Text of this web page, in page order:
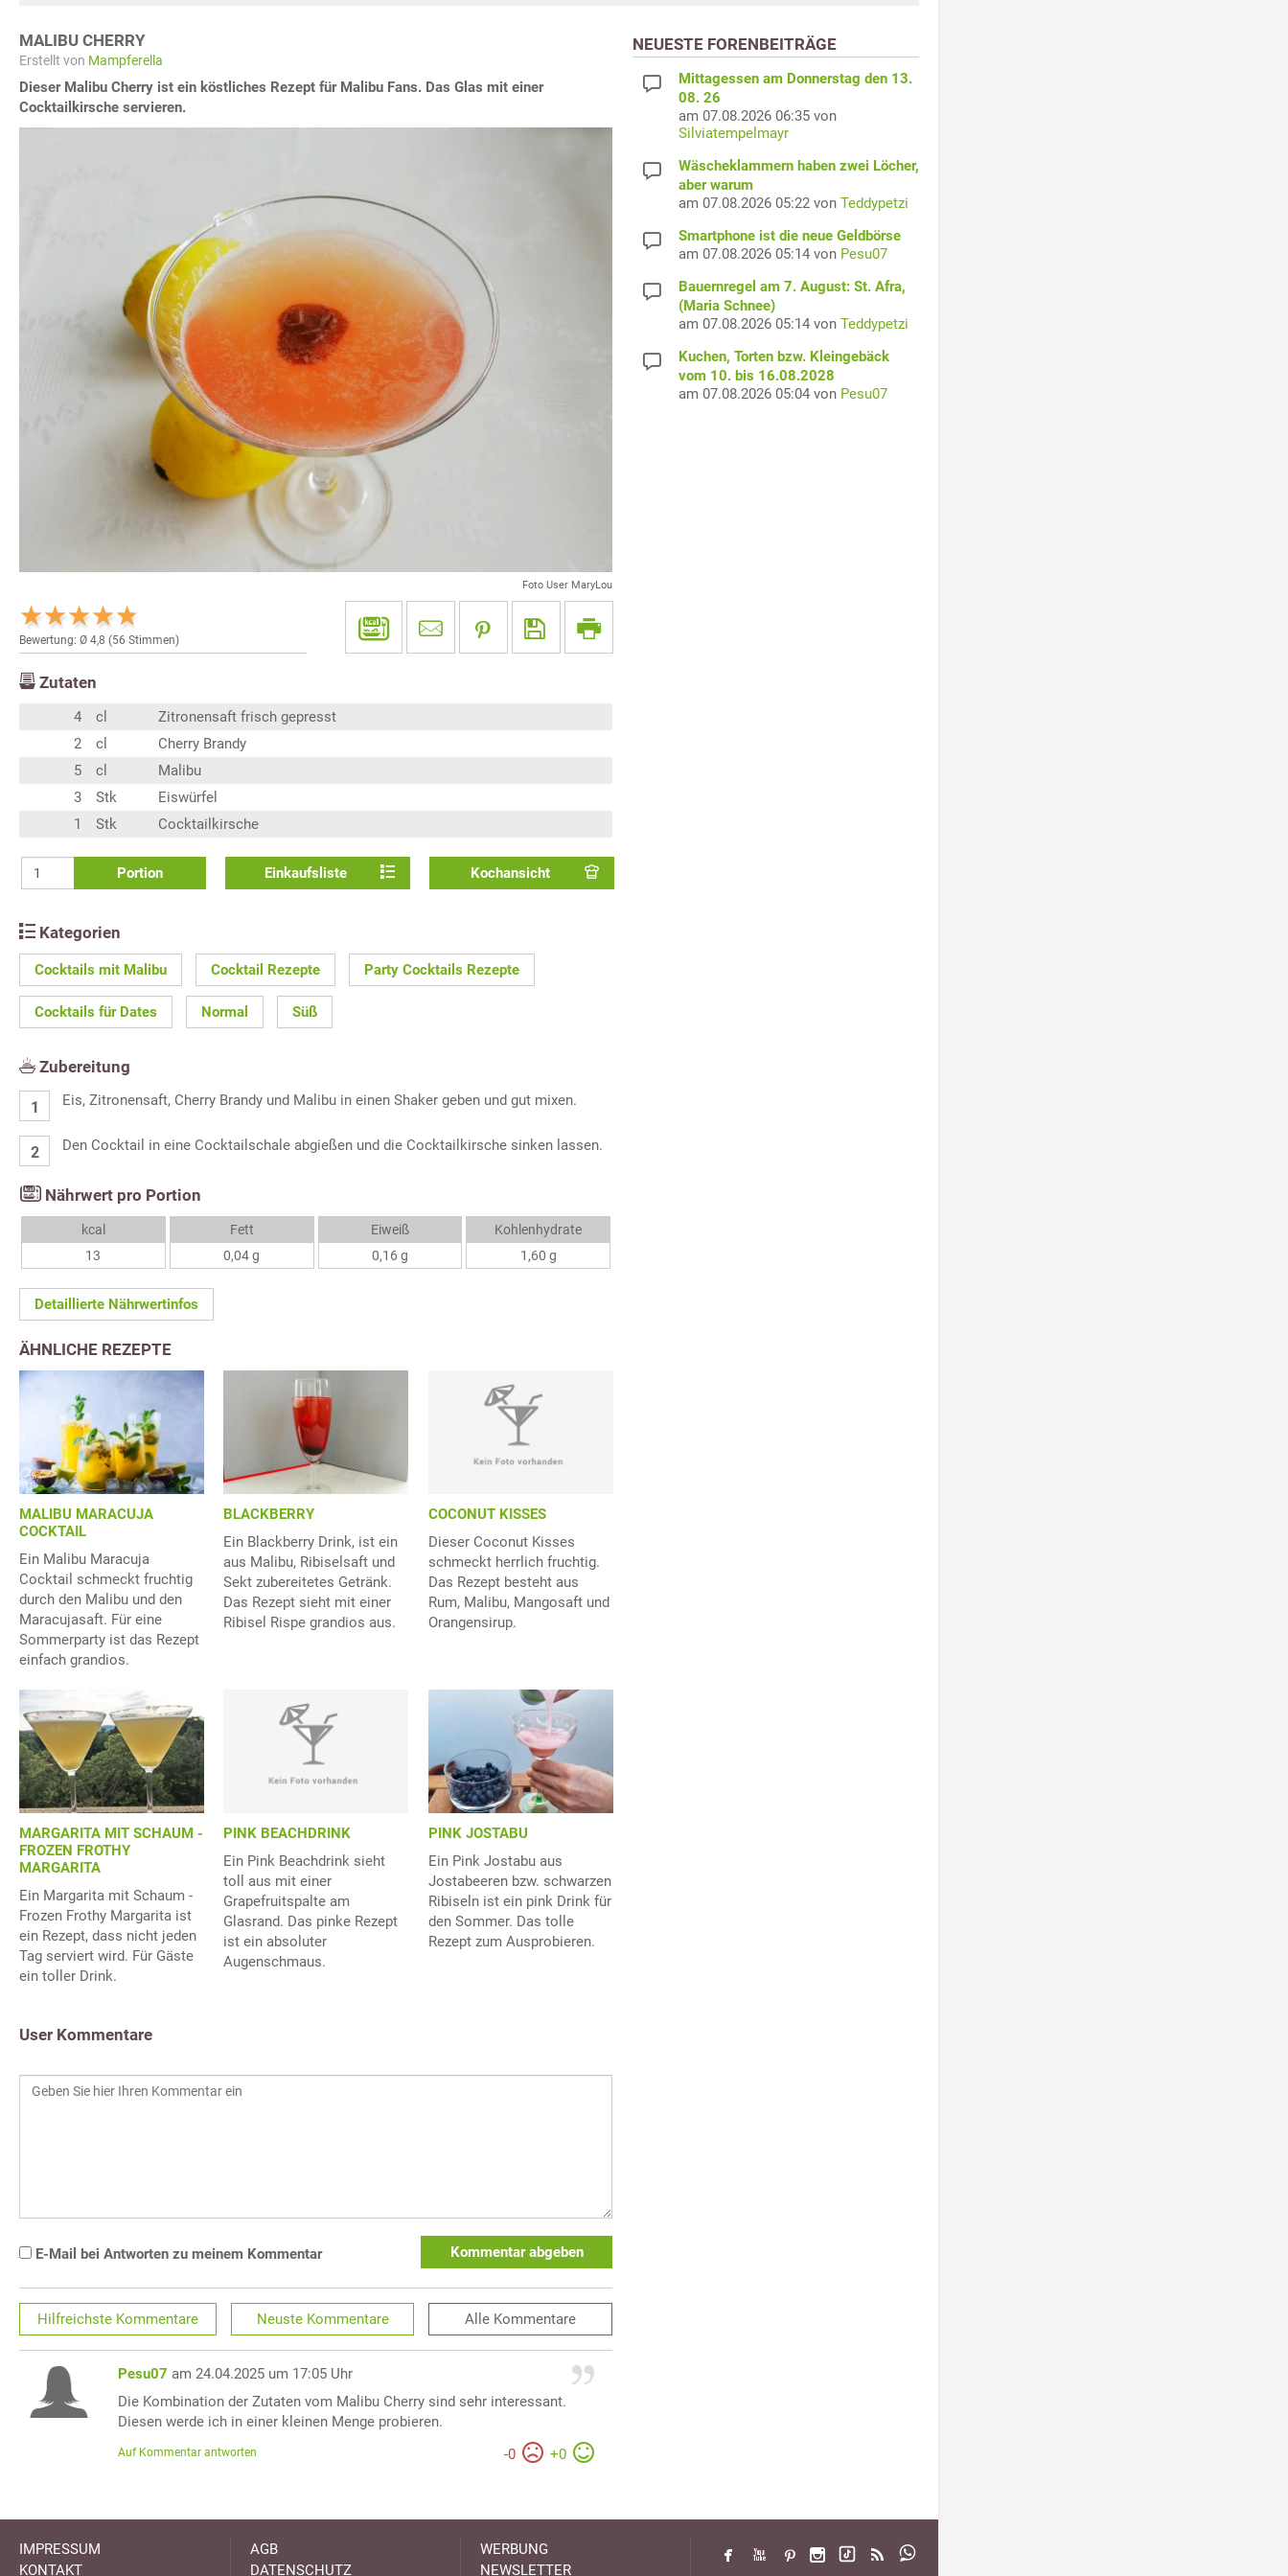
MALIBU CHERRY
Erstellt von Mampferella
Dieser Malibu Cherry ist ein köstliches Rezept für Malibu Fans. Das Glas mit einer
Cocktailkirsche servieren.
Foto User MaryLou
Bewertung: Ø 4,8 (56 Stimmen)
Zutaten
4 cl
Zitronensaft frisch gepresst
2
cl
Cherry Brandy
5
cl
Malibu
3
Stk
Eiswürfel
1
Stk Cocktailkirsche
Portion Einkaufsliste Kochansicht
Kategorien
Cocktails mit Malibu Cocktail Rezepte Party Cocktails Rezepte
Cocktails für Dates Normal Süß
Zubereitung
Eis, Zitronensaft, Cherry Brandy und Malibu in einen Shaker geben und gut mixen.
Den Cocktail in eine Cocktailschale abgießen und die Cocktailkirsche sinken lassen.
Nährwert pro Portion
kcal
13
Fett
0,04 g
Eiweiß
0,16 g
Kohlenhydrate
1,60 g
Detaillierte Nährwertinfos
ÄHNLICHE REZEPTE
MALIBU MARACUJA
COCKTAIL
Ein Malibu Maracuja
Cocktail schmeckt fruchtig
durch den Malibu und den
Maracujasaft. Für eine
Sommerparty ist das Rezept
einfach grandios.
BLACKBERRY
Ein Blackberry Drink, ist ein
aus Malibu, Ribiselsaft und
Sekt zubereitetes Getränk.
Das Rezept sieht mit einer
Ribisel Rispe grandios aus.
COCONUT KISSES
Dieser Coconut Kisses
schmeckt herrlich fruchtig.
Das Rezept besteht aus
Rum, Malibu, Mangosaft und
Orangensirup.
MARGARITA MIT SCHAUM -
FROZEN FROTHY
MARGARITA
Ein Margarita mit Schaum -
Frozen Frothy Margarita ist
ein Rezept, dass nicht jeden
Tag serviert wird. Für Gäste
ein toller Drink.
PINK BEACHDRINK
Ein Pink Beachdrink sieht
toll aus mit einer
Grapefruitspalte am
Glasrand. Das pinke Rezept
ist ein absoluter
Augenschmaus.
PINK JOSTABU
Ein Pink Jostabu aus
Jostabeeren bzw. schwarzen
Ribiseln ist ein pink Drink für
den Sommer. Das tolle
Rezept zum Ausprobieren.
User Kommentare
E-Mail bei Antworten zu meinem Kommentar Kommentar abgeben
Hilfreichste Kommentare Neuste Kommentare Alle Kommentare
Pesu07 am 24.04.2025 um 17:05 Uhr
Die Kombination der Zutaten vom Malibu Cherry sind sehr interessant.
Diesen werde ich in einer kleinen Menge probieren.
-0 +0
Auf Kommentar antworten
NEUESTE FORENBEITRÄGE
Mittagessen am Donnerstag den 13.
08. 26
am 07.08.2026 06:35 von
Silviatempelmayr
Wäscheklammern haben zwei Löcher,
aber warum
am 07.08.2026 05:22 von Teddypetzi
Smartphone ist die neue Geldbörse
am 07.08.2026 05:14 von Pesu07
Bauernregel am 7. August: St. Afra,
(Maria Schnee)
am 07.08.2026 05:14 von Teddypetzi
Kuchen, Torten bzw. Kleingebäck
vom 10. bis 16.08.2028
am 07.08.2026 05:04 von Pesu07
IMPRESSUM
KONTAKT
AGB
DATENSCHUTZ
WERBUNG
NEWSLETTER